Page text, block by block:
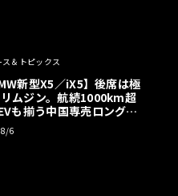
ス＆トピックス
新型X5／iX5】後席は極
リムジン。航続1000km超
も揃う中国専売ロング仕
貌
6